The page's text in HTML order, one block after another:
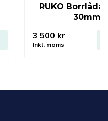
RUKO Borrlåda
30mm
3 500 kr
Inkl. moms